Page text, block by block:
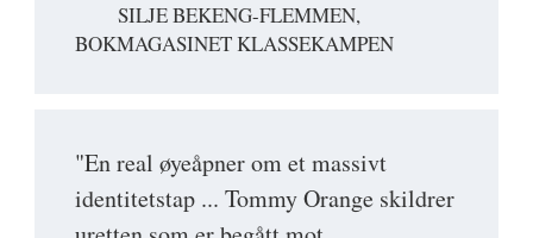
SILJE BEKENG-FLEMMEN,
BOKMAGASINET KLASSEKAMPEN
"En real øyeåpner om et massivt
identitetstap ... Tommy Orange skildrer